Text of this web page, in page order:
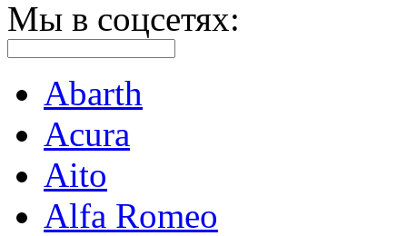
Мы в соцсетях:
Abarth
Acura
Aito
Alfa Romeo